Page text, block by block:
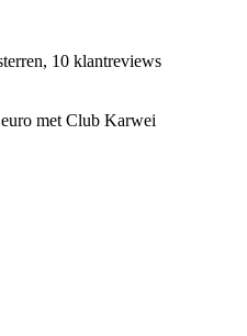
10 klantreviews
met Club Karwei